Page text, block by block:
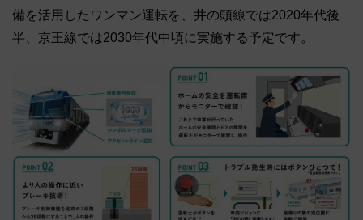
備を活用したワンマン運転を、井の頭線では2020年代後
半、京王線では2030年代中頃に実施する予定です。